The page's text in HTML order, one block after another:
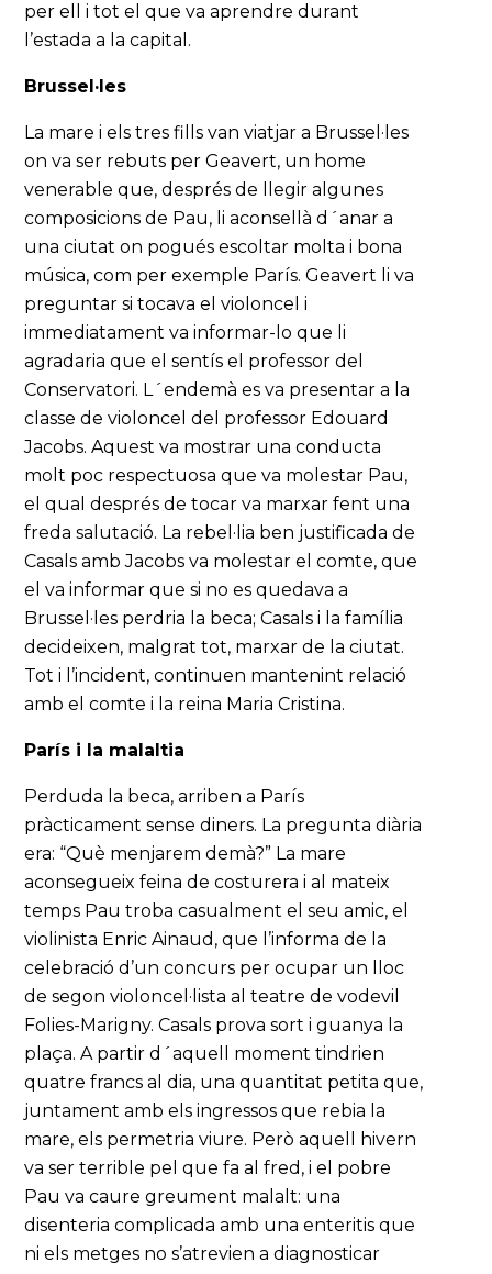
per ell i tot el que va aprendre durant
l’estada a la capital.
Brussel·les
La mare i els tres fills van viatjar a Brussel·les
on va ser rebuts per Geavert, un home
venerable que, després de llegir algunes
composicions de Pau, li aconsellà d´anar a
una ciutat on pogués escoltar molta i bona
música, com per exemple París. Geavert li va
preguntar si tocava el violoncel i
immediatament va informar-lo que li
agradaria que el sentís el professor del
Conservatori. L´endemà es va presentar a la
classe de violoncel del professor Edouard
Jacobs. Aquest va mostrar una conducta
molt poc respectuosa que va molestar Pau,
el qual després de tocar va marxar fent una
freda salutació. La rebel·lia ben justificada de
Casals amb Jacobs va molestar el comte, que
el va informar que si no es quedava a
Brussel·les perdria la beca; Casals i la família
decideixen, malgrat tot, marxar de la ciutat.
Tot i l’incident, continuen mantenint relació
amb el comte i la reina Maria Cristina.
París i la malaltia
Perduda la beca, arriben a París
pràcticament sense diners. La pregunta diària
era: “Què menjarem demà?” La mare
aconsegueix feina de costurera i al mateix
temps Pau troba casualment el seu amic, el
violinista Enric Ainaud, que l’informa de la
celebració d’un concurs per ocupar un lloc
de segon violoncel·lista al teatre de vodevil
Folies-Marigny. Casals prova sort i guanya la
plaça. A partir d´aquell moment tindrien
quatre francs al dia, una quantitat petita que,
juntament amb els ingressos que rebia la
mare, els permetria viure. Però aquell hivern
va ser terrible pel que fa al fred, i el pobre
Pau va caure greument malalt: una
disenteria complicada amb una enteritis que
ni els metges no s’atrevien a diagnosticar